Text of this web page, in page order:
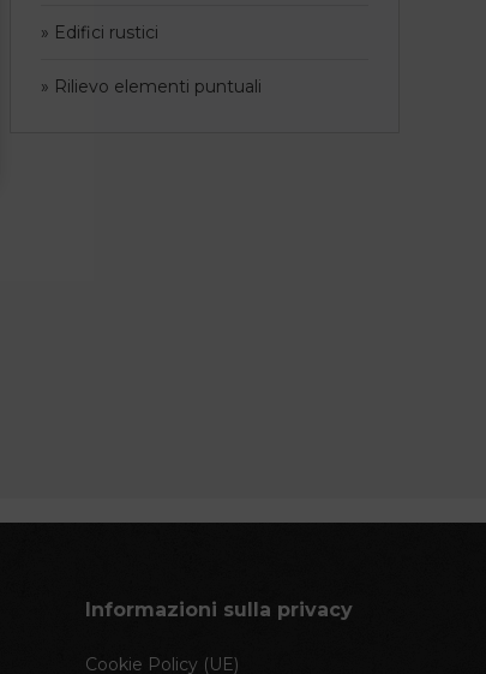
» Edifici rustici
» Rilievo elementi puntuali
Informazioni sulla privacy
Cookie Policy (UE)